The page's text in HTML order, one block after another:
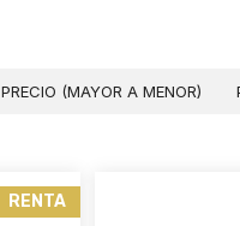
PRECIO (MAYOR A MENOR)
RENTA